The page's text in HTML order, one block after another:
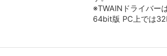
※TWAINドライバー
64bit版 PC上では